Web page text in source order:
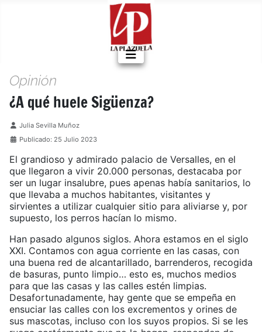
Opinión
¿A qué huele Sigüenza?
Detalles
Julia Sevilla Muñoz
Publicado: 25 Julio 2023
El grandioso y admirado palacio de Versalles, en el
que llegaron a vivir 20.000 personas, destacaba por
ser un lugar insalubre, pues apenas había sanitarios, lo
que llevaba a muchos habitantes, visitantes y
sirvientes a utilizar cualquier sitio para aliviarse y, por
supuesto, los perros hacían lo mismo.
Han pasado algunos siglos. Ahora estamos en el siglo
XXI. Contamos con agua corriente en las casas, con
una buena red de alcantarillado, barrenderos, recogida
de basuras, punto limpio… esto es, muchos medios
para que las casas y las calles estén limpias.
Desafortunadamente, hay gente que se empeña en
ensuciar las calles con los excrementos y orines de
sus mascotas, incluso con los suyos propios. Si se les